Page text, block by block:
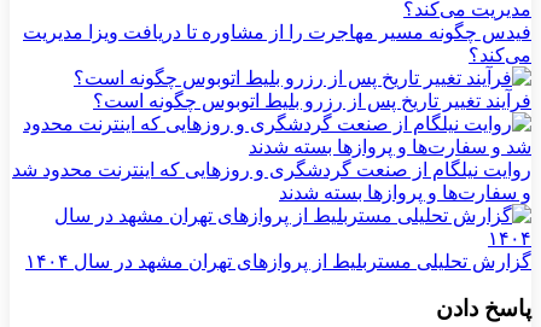
فیدس چگونه مسیر مهاجرت را از مشاوره تا دریافت ویزا مدیریت
می‌کند؟
فرآیند تغییر تاریخ پس از رزرو بلیط اتوبوس چگونه است؟
روایت نیلگام از صنعت گردشگری و روزهایی که اینترنت محدود شد
و سفارت‌ها و پروازها بسته شدند
گزارش تحلیلی مستربلیط از پروازهای تهران مشهد در سال ۱۴۰۴
پاسخ دادن